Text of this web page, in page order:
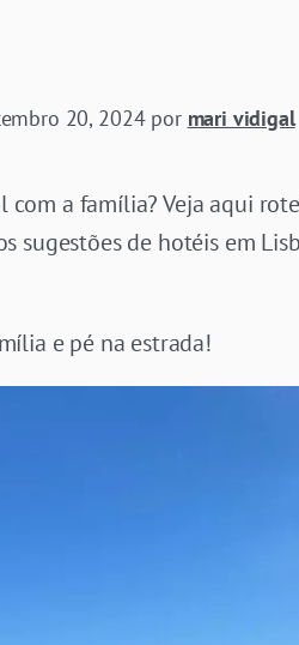
20, 2024por mari vidigal
a família? Veja aqui
sugestões de hotéis em
e pé na estrada!